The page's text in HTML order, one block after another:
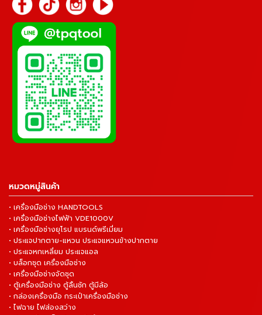
หมวดหมู่สินค้า
• เครื่องมือช่าง HANDTOOLS
• เครื่องมือช่างไฟฟ้า VDE1000V
• เครื่องมือช่างยุโรป แบรนด์พรีเมี่ยม
• ประแจปากตาย-แหวน ประแจแหวนข้างปากตาย
• ประแจหกเหลี่ยม ประแจแอล
• บล็อกชุด เครื่องมือช่าง
• เครื่องมือช่างจัดชุด
• ตู้เครื่องมือช่าง ตู้ลิ้นชัก ตู้มีล้อ
• กล่องเครื่องมือ กระเป๋าเครื่องมือช่าง
• ไฟฉาย ไฟส่องสว่าง